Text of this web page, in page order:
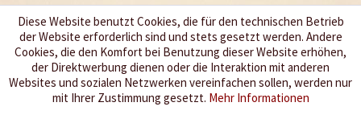
Wir würzen Ihr Leben
Menü
Diese Website benutzt Cookies, die für den technischen Betrieb
der Website erforderlich sind und stets gesetzt werden. Andere
Cookies, die den Komfort bei Benutzung dieser Website erhöhen,
der Direktwerbung dienen oder die Interaktion mit anderen
Websites und sozialen Netzwerken vereinfachen sollen, werden nur
mit Ihrer Zustimmung gesetzt. Mehr Informationen